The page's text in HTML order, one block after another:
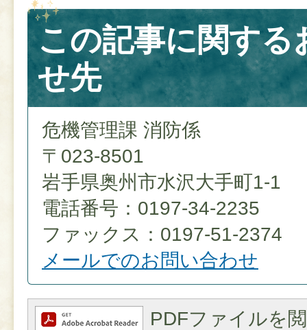
この記事に関する
せ先
危機管理課 消防係
〒023-8501
岩手県奥州市水沢大手町1-1
電話番号：0197-34-2235
ファックス：0197-51-2374
メールでのお問い合わせ
PDFファイルを